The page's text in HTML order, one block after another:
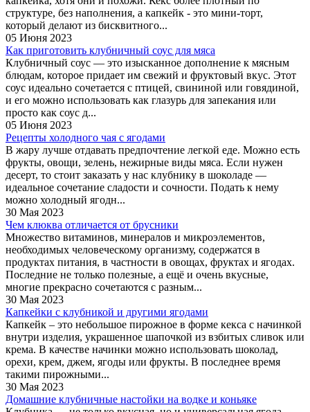
структуре, без наполнения, а капкейк - это мини-торт,
который делают из бисквитного...
05 Июня 2023
Как приготовить клубничный соус для мяса
Клубничный соус — это изысканное дополнение к мясным
блюдам, которое придает им свежий и фруктовый вкус. Этот
соус идеально сочетается с птицей, свининой или говядиной,
и его можно использовать как глазурь для запекания или
просто как соус д...
05 Июня 2023
Рецепты холодного чая с ягодами
В жару лучше отдавать предпочтение легкой еде. Можно есть
фрукты, овощи, зелень, нежирные виды мяса. Если нужен
десерт, то стоит заказать у нас клубнику в шоколаде —
идеальное сочетание сладости и сочности. Подать к нему
можно холодный ягодн...
30 Мая 2023
Чем клюква отличается от брусники
Множество витаминов, минералов и микроэлементов,
необходимых человеческому организму, содержатся в
продуктах питания, в частности в овощах, фруктах и ягодах.
Последние не только полезные, а ещё и очень вкусные,
многие прекрасно сочетаются с разным...
30 Мая 2023
Капкейки с клубникой и другими ягодами
Капкейк – это небольшое пирожное в форме кекса с начинкой
внутри изделия, украшенное шапочкой из взбитых сливок или
крема. В качестве начинки можно использовать шоколад,
орехи, крем, джем, ягоды или фрукты. В последнее время
такими пирожными...
30 Мая 2023
Домашние клубничные настойки на водке и коньяке